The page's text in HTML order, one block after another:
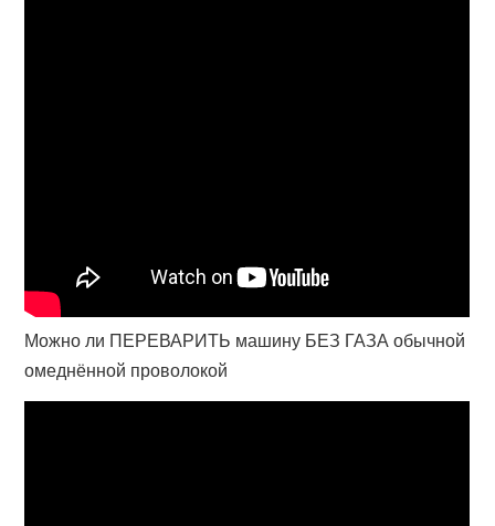
Можно ли ПЕРЕВАРИТЬ машину БЕЗ ГАЗА обычной
омеднённой проволокой